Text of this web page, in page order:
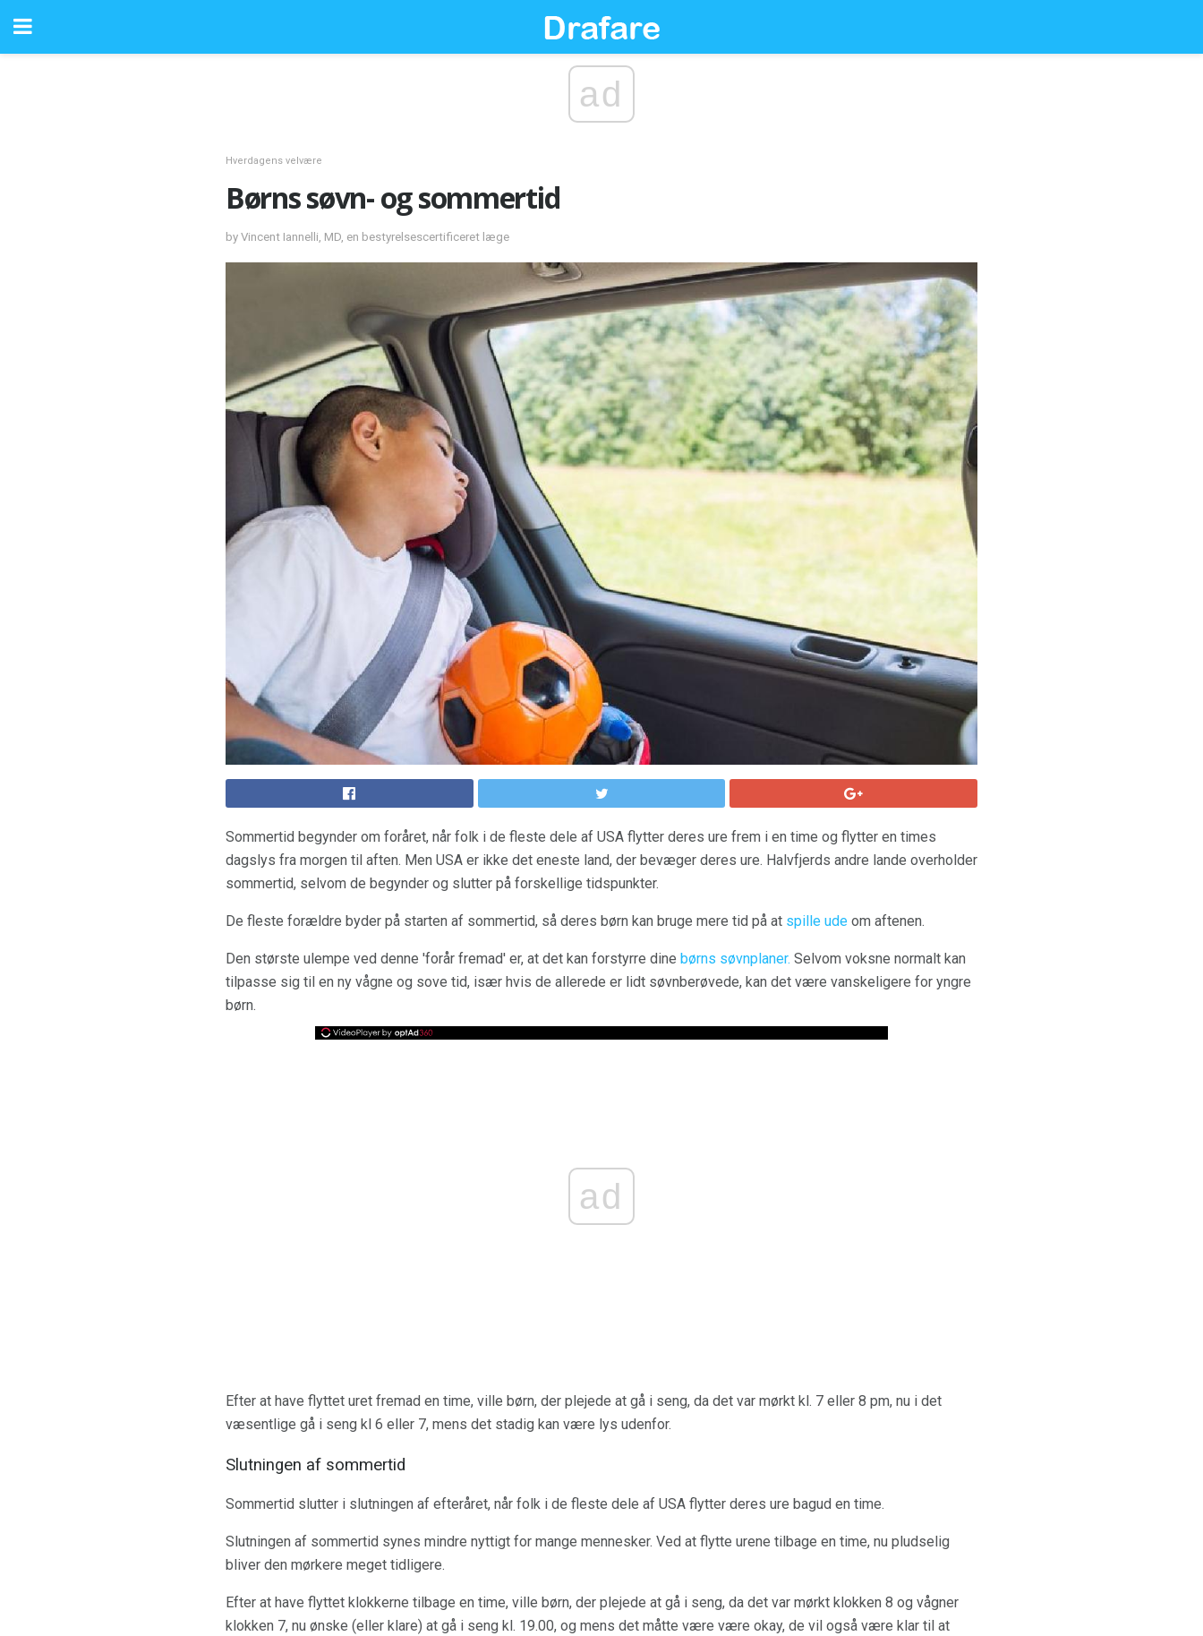
ad
Hverdagens velvære
Børns søvn- og sommertid
by Vincent Iannelli, MD, en bestyrelsescertificeret læge
Sommertid begynder om foråret, når folk i de fleste dele af USA flytter deres ure frem i en time og flytter en times
dagslys fra morgen til aften. Men USA er ikke det eneste land, der bevæger deres ure. Halvfjerds andre lande overholder
sommertid, selvom de begynder og slutter på forskellige tidspunkter.
De fleste forældre byder på starten af ​​sommertid, så deres børn kan bruge mere tid på at spille ude om aftenen.
Den største ulempe ved denne 'forår fremad' er, at det kan forstyrre dine børns søvnplaner. Selvom voksne normalt kan
tilpasse sig til en ny vågne og sove tid, især hvis de allerede er lidt søvnberøvede, kan det være vanskeligere for yngre
børn.
ad
Efter at have flyttet uret fremad en time, ville børn, der plejede at gå i seng, da det var mørkt kl. 7 eller 8 pm, nu i det
væsentlige gå i seng kl 6 eller 7, mens det stadig kan være lys udenfor.
Slutningen af ​​sommertid
Sommertid slutter i slutningen af ​​efteråret, når folk i de fleste dele af USA flytter deres ure bagud en time.
Slutningen af ​​sommertid synes mindre nyttigt for mange mennesker. Ved at flytte urene tilbage en time, nu pludselig
bliver den mørkere meget tidligere.
Efter at have flyttet klokkerne tilbage en time, ville børn, der plejede at gå i seng, da det var mørkt klokken 8 og vågner
klokken 7, nu ønske (eller klare) at gå i seng kl. 19.00, og mens det måtte være være okay, de vil også være klar til at